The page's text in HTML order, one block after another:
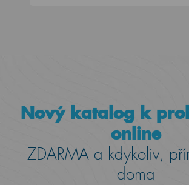
Nový katalog k
online
ZDARMA a kdykoliv,
doma